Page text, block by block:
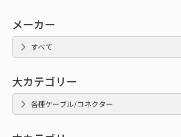
メーカー
すべて
大カテゴリー
各種ケーブル/コネクター